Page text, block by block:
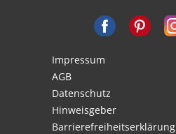
Impressum
AGB
Datenschutz
Hinweisgeber
Barrierefreiheitserklärung